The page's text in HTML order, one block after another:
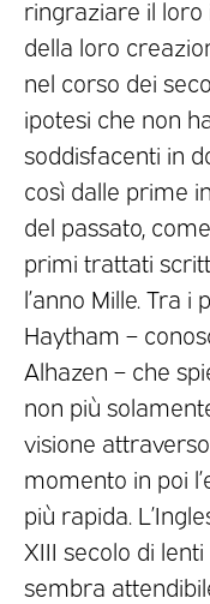
ringraziare il loro
della loro
nel corso dei
ipotesi che non
soddisfacenti in
così dalle prime
del passato,
primi trattati
l’anno Mille. Tra
Haytham –
Alhazen – che
non più
visione
momento in poi
più rapida.
XIII secolo di
sembra